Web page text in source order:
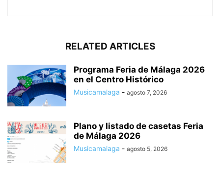
RELATED ARTICLES
Programa Feria de Málaga 2026
en el Centro Histórico
Musicamalaga - agosto 7, 2026
Plano y listado de casetas Feria
de Málaga 2026
Musicamalaga - agosto 5, 2026